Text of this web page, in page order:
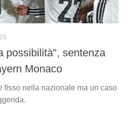
possibilità", sentenza
Monaco
fisso nella nazionale ma un caso